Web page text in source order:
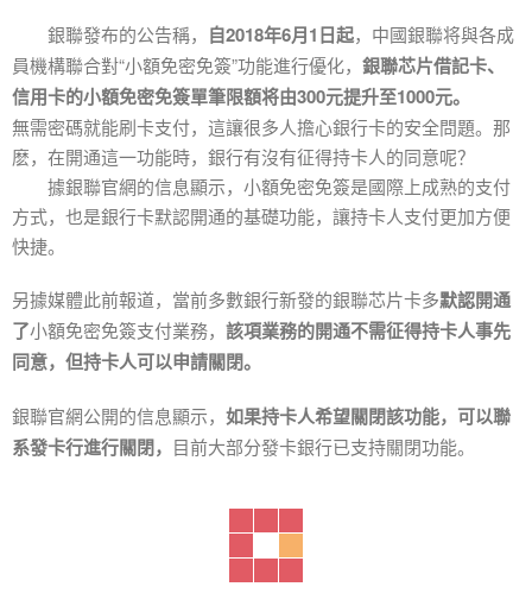
銀聯發布的公告稱， 自2018年6月1日起，中國銀聯将與各成
員機構聯合對“小額免密免簽”功能進行優化， 銀聯芯片借記卡、
信用卡的小額免密免簽單筆限額将由300元提升至1000元。
無需密碼就能刷卡支付，這讓很多人擔心銀行卡的安全問題。那
麽，在開通這一功能時，銀行有沒有征得持卡人的同意呢？
據銀聯官網的信息顯示，小額免密免簽是國際上成熟的支付
方式，也是銀行卡默認開通的基礎功能，讓持卡人支付更加方便
快捷。
另據媒體此前報道，當前多數銀行新發的銀聯芯片卡多默認開通
了小額免密免簽支付業務， 該項業務的開通不需征得持卡人事先
同意，但持卡人可以申請關閉。
銀聯官網公開的信息顯示， 如果持卡人希望關閉該功能，可以聯
系發卡行進行關閉， 目前大部分發卡銀行已支持關閉功能。